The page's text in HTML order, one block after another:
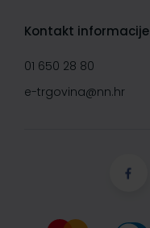
Kontakt informacije
01 650 28 80
e-trgovina@nn.hr